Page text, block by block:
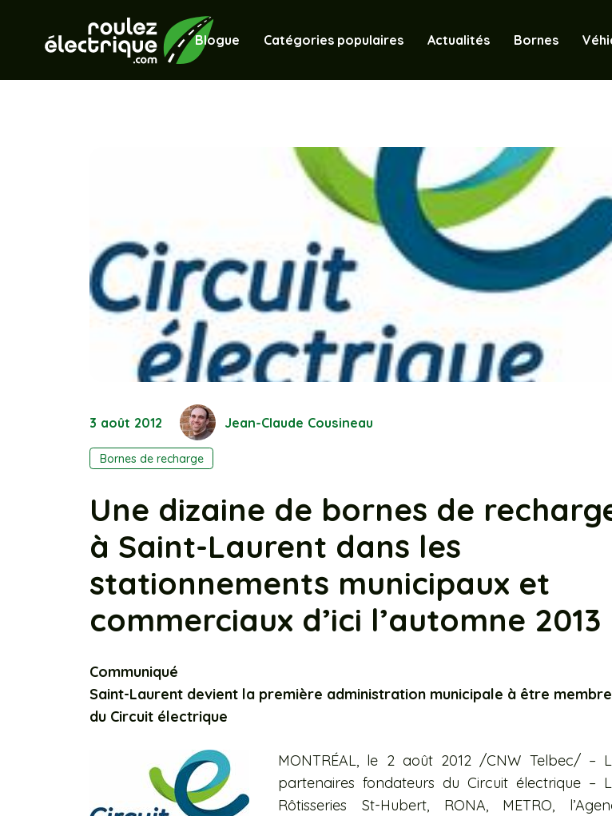
Blogue Catégories populaires Actualités Bornes
3 août 2012 Jean-Claude Cousineau
Bornes de recharge
Une dizaine de bornes de
à Saint-Laurent dans les
stationnements municipaux et
commerciaux d’ici l’automne 2013
Communiqué
Saint-Laurent devient la première administration municipale à être membre
du Circuit électrique
MONTRÉAL, le 2 août 2012 /CNW Telbec/ –
partenaires fondateurs du Circuit électrique –
Rôtisseries St-Hubert, RONA, METRO,